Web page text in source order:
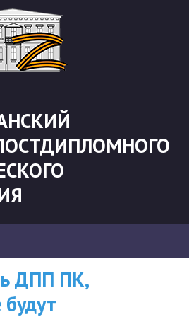
ВНИМАНИЮ
СЛУШАТЕЛЕЙ, У
ДПП ПК,